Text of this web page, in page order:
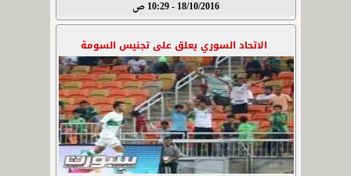
18/10/2016 - 10:29 ص
الاتحاد السوري يعلق على تجنيس السومة